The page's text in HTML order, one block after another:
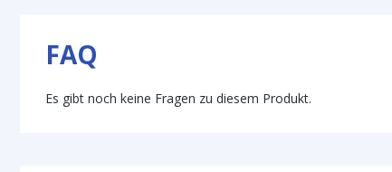
FAQ
Es gibt noch keine Fragen zu diesem Produkt.